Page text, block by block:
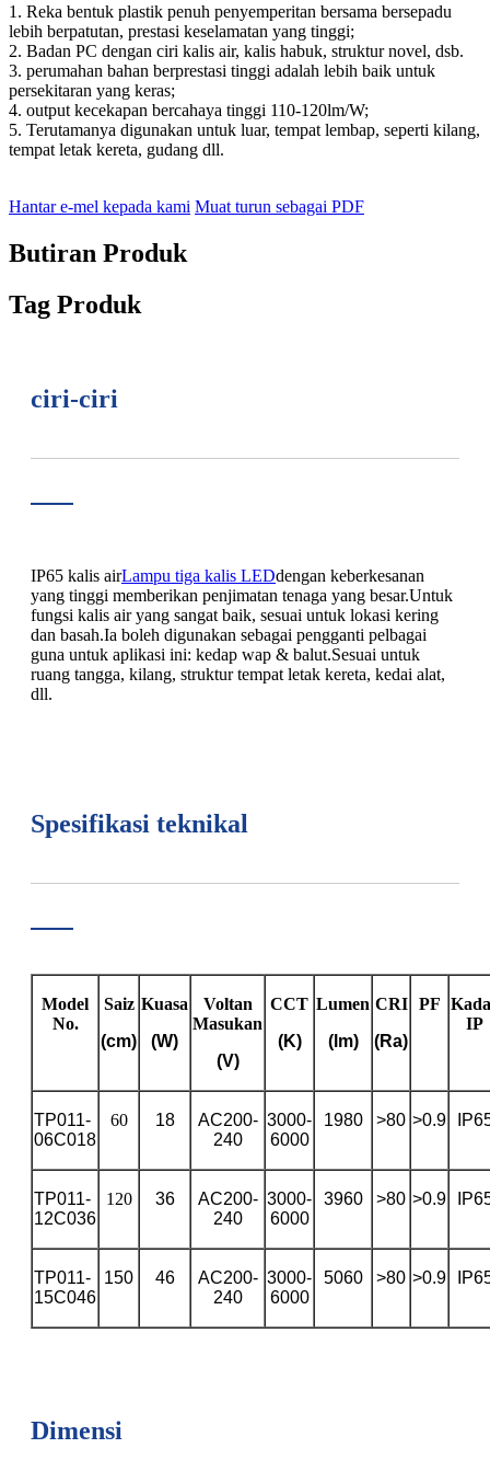
1. Reka bentuk plastik penuh penyemperitan bersama bersepadu
lebih berpatutan, prestasi keselamatan yang tinggi;
2. Badan PC dengan ciri kalis air, kalis habuk, struktur novel, dsb.
3. perumahan bahan berprestasi tinggi adalah lebih baik untuk
persekitaran yang keras;
4. output kecekapan bercahaya tinggi 110-120lm/W;
5. Terutamanya digunakan untuk luar, tempat lembap, seperti kilang,
tempat letak kereta, gudang dll.
Hantar e-mel kepada kami Muat turun sebagai PDF
Butiran Produk
Tag Produk
ciri-ciri
IP65 kalis airLampu tiga kalis LEDdengan keberkesanan
yang tinggi memberikan penjimatan tenaga yang besar.Untuk
fungsi kalis air yang sangat baik, sesuai untuk lokasi kering
dan basah.Ia boleh digunakan sebagai pengganti pelbagai
guna untuk aplikasi ini: kedap wap & balut.Sesuai untuk
ruang tangga, kilang, struktur tempat letak kereta, kedai alat,
dll.
Spesifikasi teknikal
Model
No.
Saiz
(cm)
Kuasa
(W)
Voltan
Masukan
(V)
CCT
(K)
Lumen
(lm)
CRI
(Ra)
PF
IP
TP011-
06C018
60 18
AC200-
240
3000-
6000
1980 >80 >0.9
TP011-
12C036
120 36
AC200-
240
3000-
6000
3960 >80 >0.9
TP011-
15C046
150 46
AC200-
240
3000-
6000
5060 >80 >0.9
Dimensi